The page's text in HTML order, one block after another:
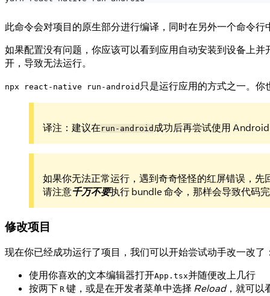
此命令会对项目的原生部分进行编译，同时在另外一个命令行
如果配置没有问题，你应该可以看到应用自动安装到设备上
开，导致无法运行。
npx react-native run-android 只是运行应用的方式之一。
译注：建议在 run-android 成功后再尝试使用
如果你无法正常运行，遇到奇奇怪怪的红屏错误，先
请注意千万不要执行 bundle 命令，那样会导致代码
修改项目
现在你已经成功运行了项目，我们可以开始尝试动手改一改了
使用你喜欢的文本编辑器打开App.tsx并随便改上几行
按两下 R 键，或是在开发者菜单中选择 Reload，就可以